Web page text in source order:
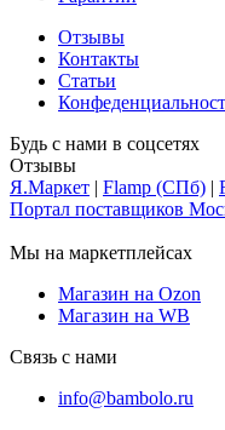
Отзывы
Контакты
Статьи
Будь с нами в соцсетях
Отзывы
Я.Маркет | Flamp (СПб) |
Портал поставщиков
Мы на маркетплейсах
Магазин на Ozon
Магазин на WB
Связь с нами
info@bambolo.ru